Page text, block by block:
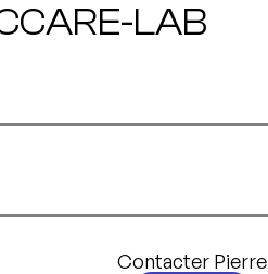
LAB
Contacter Pierre